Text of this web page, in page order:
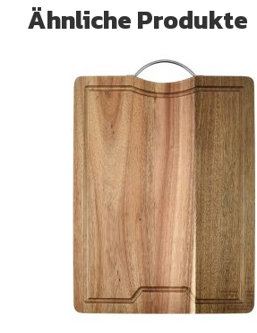
Ähnliche Produkte